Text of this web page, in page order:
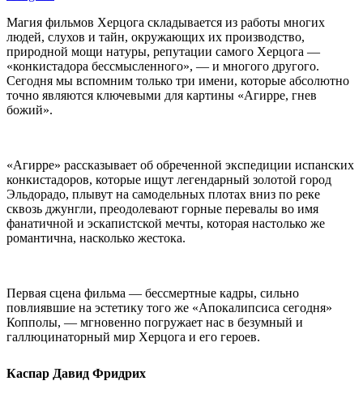
Магия фильмов Херцога складывается из работы многих
людей, слухов и тайн, окружающих их производство,
природной мощи натуры, репутации самого Херцога —
«конкистадора бессмысленного», — и многого другого.
Сегодня мы вспомним только три имени, которые абсолютно
точно являются ключевыми для картины «Агирре, гнев
божий».
«Агирре» рассказывает об обреченной экспедиции испанских
конкистадоров, которые ищут легендарный золотой город
Эльдорадо, плывут на самодельных плотах вниз по реке
сквозь джунгли, преодолевают горные перевалы во имя
фанатичной и эскапистской мечты, которая настолько же
романтична, насколько жестока.
Первая сцена фильма — бессмертные кадры, сильно
повлиявшие на эстетику того же «Апокалипсиса сегодня»
Копполы, — мгновенно погружает нас в безумный и
галлюцинаторный мир Херцога и его героев.
Каспар Давид Фридрих